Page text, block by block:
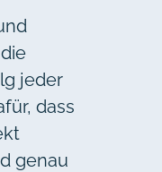
jeder
dass
genau